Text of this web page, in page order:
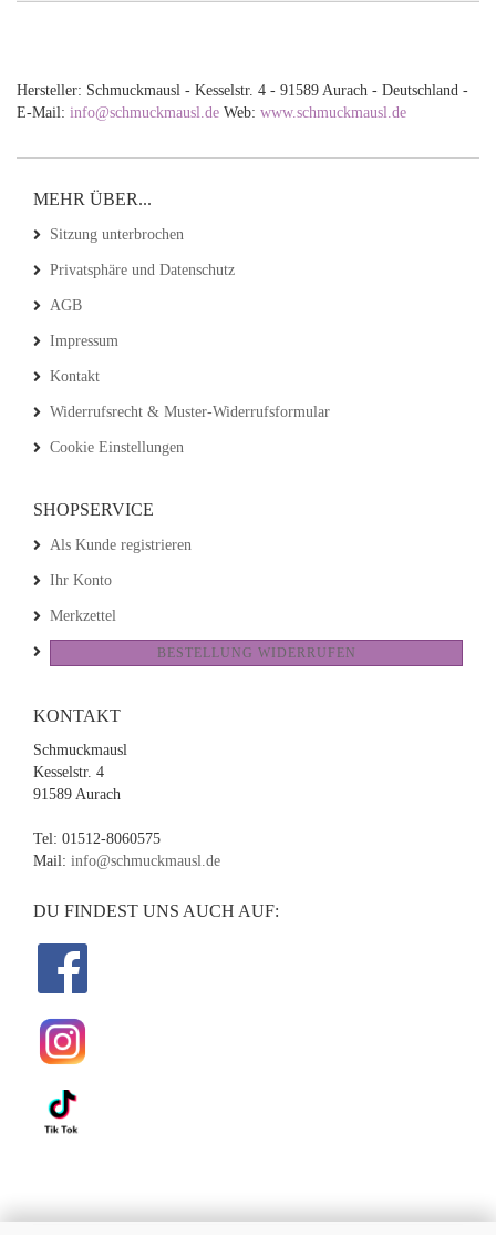
Hersteller: Schmuckmausl - Kesselstr. 4 - 91589 Aurach - Deutschland -
E-Mail: info@schmuckmausl.de Web: www.schmuckmausl.de
MEHR ÜBER...
Sitzung unterbrochen
Privatsphäre und Datenschutz
AGB
Impressum
Kontakt
Widerrufsrecht & Muster-Widerrufsformular
Cookie Einstellungen
SHOPSERVICE
Als Kunde registrieren
Ihr Konto
Merkzettel
BESTELLUNG WIDERRUFEN
KONTAKT
Schmuckmausl
Kesselstr. 4
91589 Aurach
Tel: 01512-8060575
Mail: info@schmuckmausl.de
DU FINDEST UNS AUCH AUF: